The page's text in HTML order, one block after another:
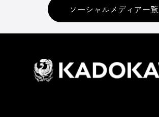
ソーシャルメディア一覧